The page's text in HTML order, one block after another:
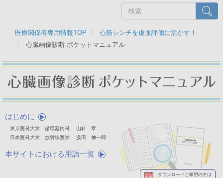
検索
医療関係者専用情報TOP
心筋シンチを虚血評価に活かす！
心臓画像診断 ポケットマニュアル
はじめに
東京医科大学 循環器内科 山科 章
日本医科大学 放射線医学 汲田 伸一郎
本サイトにおける用語一覧
ダウンロードご希望の方は